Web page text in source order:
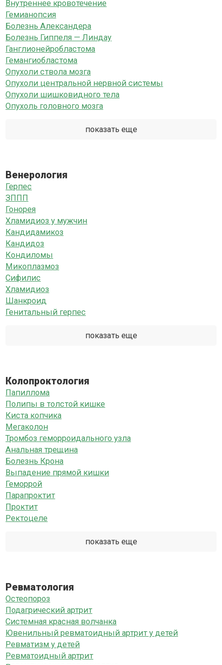
Внутреннее кровотечение
Гемианопсия
Болезнь Александера
Болезнь Гиппеля — Линдау
Ганглионейробластома
Гемангиобластома
Опухоли ствола мозга
Опухоли центральной нервной системы
Опухоли шишковидного тела
Опухоль головного мозга
показать еще
Венерология
Герпес
ЗППП
Гонорея
Хламидиоз у мужчин
Кандидамикоз
Кандидоз
Кондиломы
Микоплазмоз
Сифилис
Хламидиоз
Шанкроид
Генитальный герпес
показать еще
Колопроктология
Папиллома
Полипы в толстой кишке
Киста копчика
Мегаколон
Тромбоз геморроидального узла
Анальная трещина
Болезнь Крона
Выпадение прямой кишки
Геморрой
Парапроктит
Проктит
Ректоцеле
показать еще
Ревматология
Остеопороз
Подагрический артрит
Системная красная волчанка
Ювенильный ревматоидный артрит у детей
Ревматизм у детей
Ревматоидный артрит